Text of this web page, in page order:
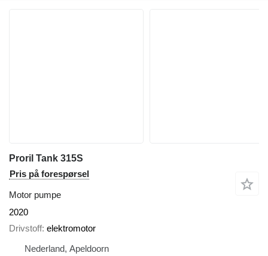
Proril Tank 315S
Pris på forespørsel
Motor pumpe
2020
Drivstoff elektromotor
Nederland, Apeldoorn